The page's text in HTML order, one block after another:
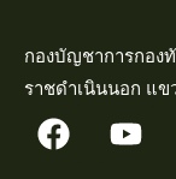
กองบัญชาการกอง
ราชดำเนินนอก แข